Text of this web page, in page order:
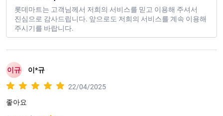
롯데마트는 고객님께서 저희의 서비스를 믿고 이용해 주셔서
진심으로 감사드립니다. 앞으로도 저희의 서비스를 계속 이용해
주시기를 바랍니다.
이규 이*규
22/04/2025
좋아요